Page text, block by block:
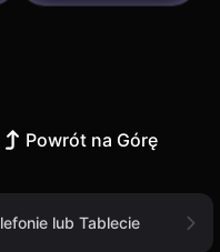
Powrót na Górę
lub Tablecie